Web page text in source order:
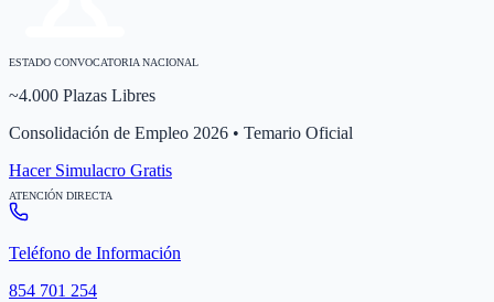
ESTADO CONVOCATORIA NACIONAL
~4.000 Plazas Libres
Consolidación de Empleo 2026 • Temario Oficial
Hacer Simulacro Gratis
ATENCIÓN DIRECTA
Teléfono de Información
854 701 254